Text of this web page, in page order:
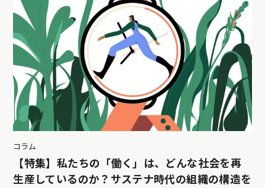
コラム
【特集】私たちの「働く」は、どんな社会を再
生産しているのか？サステナ時代の組織の構造を